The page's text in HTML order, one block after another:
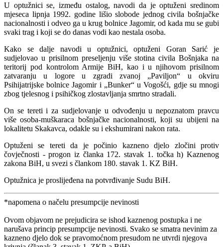
U optužnici se, između ostalog, navodi da je optuženi sredinom
mjeseca lipnja 1992. godine lišio slobode jednog civila bošnjačke
nacionalnosti i odveo ga u krug bolnice Jagomir, od kada mu se gubi
svaki trag i koji se do danas vodi kao nestala osoba.
Kako se dalje navodi u optužnici, optuženi Goran Sarić je
sudjelovao u prisilnom preseljenju više stotina civila Bošnjaka na
teritorij pod kontrolom Armije BiH, kao i u njihovom prisilnom
zatvaranju u logore u zgradi zvanoj „Paviljon“ u okviru
Psihijatrijske bolnice Jagomir i „Bunker“ u Vogošći, gdje su mnogi
zbog tjelesnog i psihičkog zlostavljanja smrtno stradali.
On se tereti i za sudjelovanje u odvođenju u nepoznatom pravcu
više osoba-muškaraca bošnjačke nacionalnosti, koji su ubijeni na
lokalitetu Skakavca, odakle su i ekshumirani nakon rata.
Optuženi se tereti da je počinio kazneno djelo zločini protiv
čovječnosti - progon iz članka 172. stavak 1. točka h) Kaznenog
zakona BiH, u svezi s člankom 180. stavak 1. KZ BiH.
Optužnica je proslijeđena na potvrđivanje Sudu BiH.
*napomena o načelu presumpcije nevinosti
Ovom objavom ne prejudicira se ishod kaznenog postupka i ne
narušava princip presumpcije nevinosti. Svako se smatra nevinim za
kazneno djelo dok se pravomoćnom presudom ne utvrdi njegova